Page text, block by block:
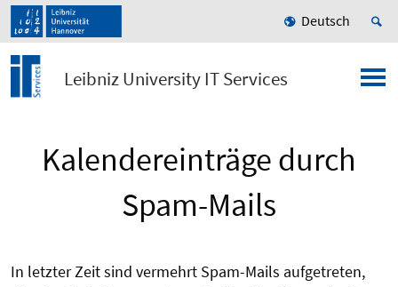
Deutsch
Leibniz University IT Services
Kalendereinträge durch
Spam-Mails
In letzter Zeit sind vermehrt Spam-Mails aufgetreten,